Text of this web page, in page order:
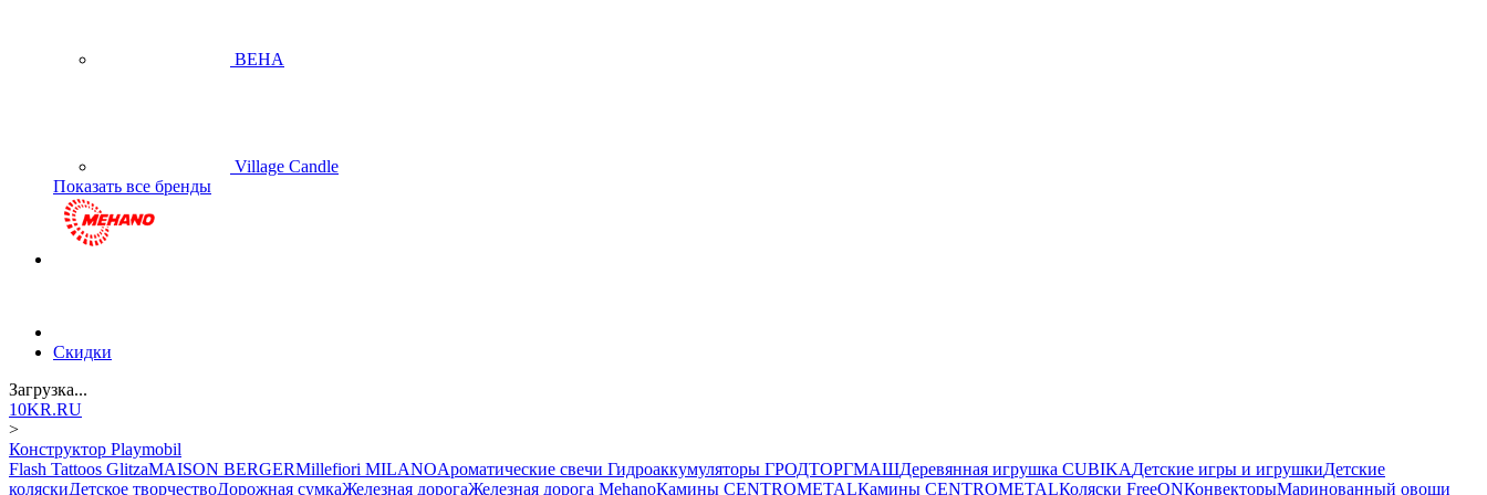
BEHA
Village Candle
Показать все бренды
Скидки
Загрузка...
10KR.RU
>
Конструктор Playmobil
Flash Tattoos GlitzaMAISON BERGERMillefiori MILANOАроматические свечи Гидроаккумуляторы ГРОДТОРГМАШДеревянная игрушка CUBIKAДетские игры и игрушкиДетские
коляскиДетское творчествоДорожная сумкаЖелезная дорогаЖелезная дорога MehanoКамины CENTROMETALКамины CENTROMETALКоляски FreeONКонвекторыМаринованный овощи